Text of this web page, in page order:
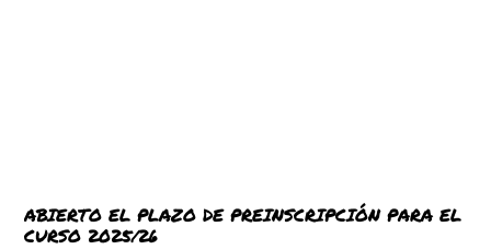
ABIERTO EL PLAZO DE PREINSCRIPCIÓN PARA EL
CURSO 2025/26